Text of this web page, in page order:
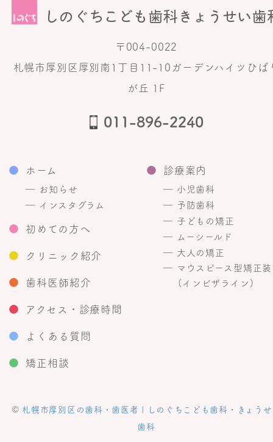
〒004-0022
札幌市厚別区厚別南1丁目11-10ガーデンハイツひば
が丘 1F
011-896-2240
● ホーム
― お知らせ
― インスタグラム
● 初めての方へ
● クリニック紹介
● 歯科医師紹介
● 診療案内
― 小児歯科
― 予防歯科
― 子どもの矯正
― ムーシールド
― 大人の矯正
― マウスピース型矯正
(インビザライン)
● アクセス・診療時間
● よくある質問
● 矯正相談
© 札幌市厚別区の歯科・歯医者 | しのぐちこども歯科・きょう
歯科